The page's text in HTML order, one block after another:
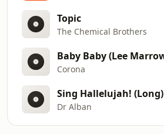
Topic
The Chemical Brothers
Corona
Sing Hallelujah! (Long)
Dr Alban